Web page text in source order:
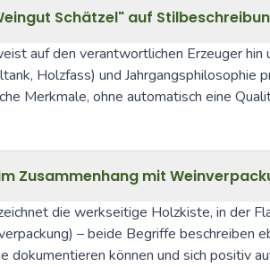
Schätzel" auf
auf den verantwortlichen Erzeuger
Holzfass) und
Merkmale, ohne automatisch eine
Zusammenhang mit
die werkseitige Holzkiste, in der
– beide Begriffe beschreiben
dokumentieren können und sich positiv